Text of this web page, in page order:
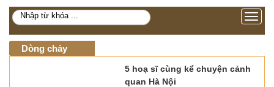
Toggle
Dòng chảy
5 hoạ sĩ cùng kể chuyện cảnh
quan Hà Nội